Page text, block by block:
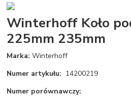
Winterhoff Koło
225mm 235mm
Marka: Winterhoff
Numer artykułu: 14200219
Numer porównawczy: